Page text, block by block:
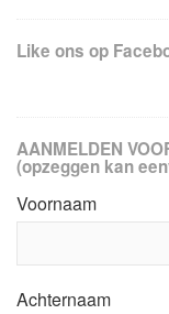
Like ons op
AANMELDEN
(opzeggen kan
Voornaam
Achternaam